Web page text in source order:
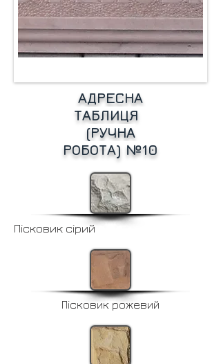
АДРЕСНА
ТАБЛИЦЯ
(РУЧНА
РОБОТА) №10
Пісковик сірий
Пісковик рожевий